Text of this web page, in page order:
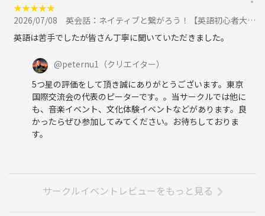
★★★★★
2026/07/08
英会話：ネイティブと繋がろう！【英語初心者大歓迎】一番人気の英会話！に参加
英語は苦手でしたが皆さん丁寧に聞いていただきました。
@peternu1 （クリエイター）
5つ星の評価をして頂き誠にありがとうございます。東京
国際交流会の代表のピーターです。。当サークルでは他に
も、音楽イベント、文化体験イベントなどがあります。良
かったらぜひ参加してみてください。お待ちしておりま
す。
サークルイベントレビューをもっと見る